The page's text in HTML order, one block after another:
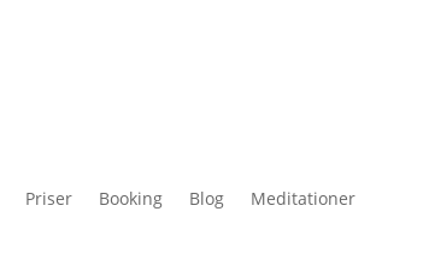
Priser Booking Blog Meditationer